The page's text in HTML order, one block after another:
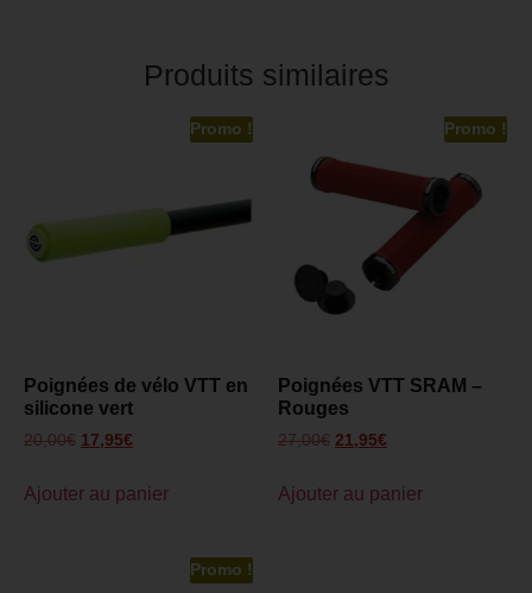
Produits similaires
Promo !
Poignées de vélo VTT en
silicone vert
20,00€ 17,95€
Ajouter au panier
Promo !
Poignées VTT SRAM –
Rouges
27,00€ 21,95€
Ajouter au panier
Promo !